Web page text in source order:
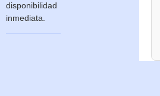
disponibilidad
inmediata.